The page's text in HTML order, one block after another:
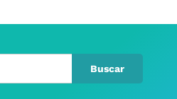
Buscar